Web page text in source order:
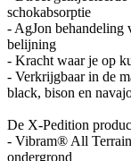
schokabsorptie
- AgJon behandeling
belijning
- Kracht waar je op
- Verkrijgbaar in de
black, bison en
De X-Pedition
- Vibram® All
ondergrond